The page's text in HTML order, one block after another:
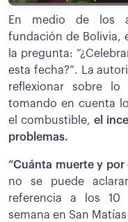
En medio de los
fundación de Bolivia,
la pregunta:
esta fecha?”. La
reflexionar sobre
tomando en cuenta
el combustible, el
problemas.
“Cuánta muerte y por
no se puede
referencia a los 10
semana en San